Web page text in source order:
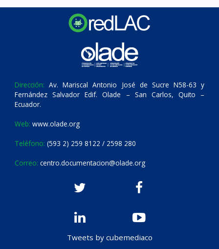
Dirección: Av. Mariscal Antonio José de Sucre N58-63 y
Fernández Salvador Edif. Olade – San Carlos, Quito –
Ecuador.
Web: www.olade.org
Teléfono: (593 2) 259 8122 / 2598 280
Correo: centro.documentacion@olade.org
Tweets by cubemediaco